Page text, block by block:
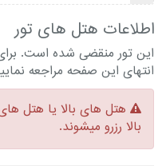
اطلاعات هتل های تور
این تور منقضی شده است.
انتهای این صفحه مراجعه
هتل های بالا یا هتل
بالا رزرو میشوند.